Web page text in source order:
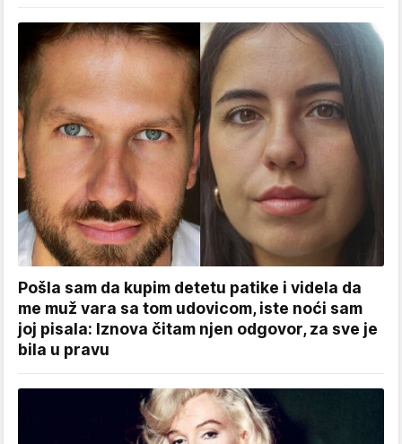
Pošla sam da kupim detetu patike i videla da
me muž vara sa tom udovicom, iste noći sam
joj pisala: Iznova čitam njen odgovor, za sve je
bila u pravu